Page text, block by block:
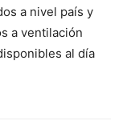
a nivel país y
a ventilación
al día